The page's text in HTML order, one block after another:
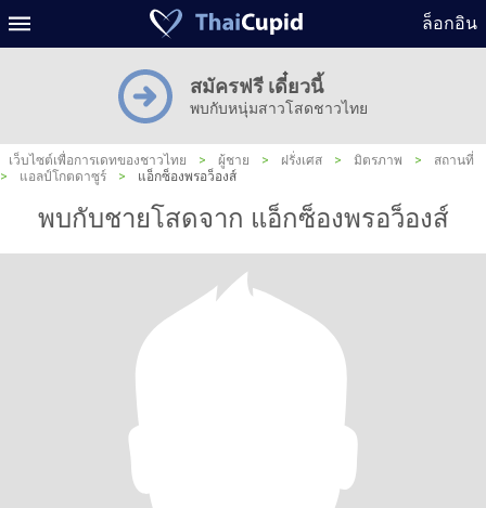
ล็อกอิน
สมัครฟรี เดี๋ยวนี้
พบกับหนุ่มสาวโสดชาวไทย
เว็บไซต์เพื่อการเดทของชาวไทย > ผู้ชาย > ฝรั่งเศส > มิตรภาพ >
สถานที่
>
แอลป์โกตดาซูร์ > แอ็กซ็องพรอว็องส์
พบกับชายโสดจาก แอ็กซ็องพรอว็องส์